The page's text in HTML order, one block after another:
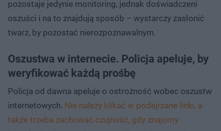
pozostaje jedynie monitoring, jednak doświadczeni
oszuści i na to znajdują sposób – wystarczy zasłonić
twarz, by pozostać nierozpoznawalnym.
Oszustwa w internecie. Policja apeluje, by
weryfikować każdą prośbę
Policja od dawna apeluje o ostrożność wobec oszustw
internetowych. Nie należy klikać w podejrzane linki, a
także trzeba zachować czujność, gdy znajomy